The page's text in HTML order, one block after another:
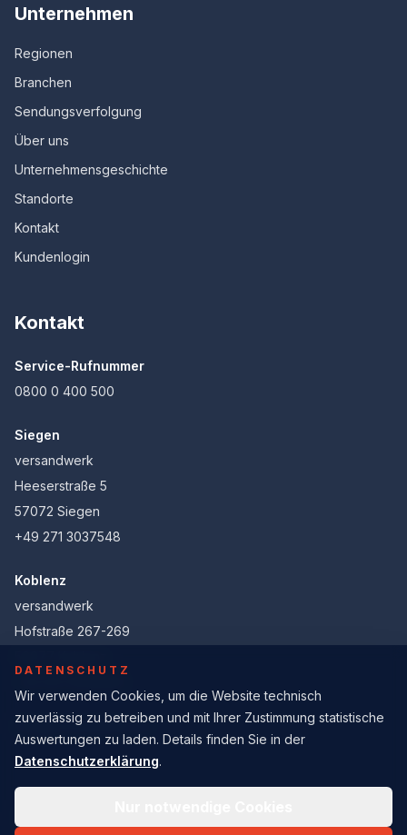
Unternehmen
Regionen
Branchen
Sendungsverfolgung
Über uns
Unternehmensgeschichte
Standorte
Kontakt
Kundenlogin
Kontakt
Service-Rufnummer
0800 0 400 500
Siegen
versandwerk
Heeserstraße 5
57072 Siegen
+49 271 3037548
Koblenz
versandwerk
Hofstraße 267-269
info@versandwerk.net
ImpressumAGBDatenschutzerklärungCookie-Einstellungen
DATENSCHUTZ
Wir verwenden Cookies, um die Website technisch
zuverlässig zu betreiben und mit Ihrer Zustimmung statistische
Auswertungen zu laden. Details finden Sie in der
Datenschutzerklärung.